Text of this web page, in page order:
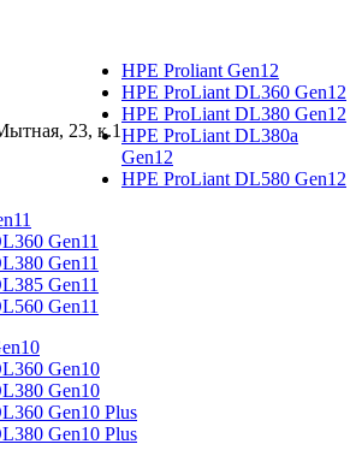
23, к.1
HPE Proliant Gen12
HPE ProLiant DL360 Gen12
HPE ProLiant DL380 Gen12
HPE ProLiant DL380a
Gen12
HPE ProLiant DL580 Gen12
Gen11
Gen11
Gen11
Gen11
Gen10
Gen10
Gen10 Plus
Gen10 Plus